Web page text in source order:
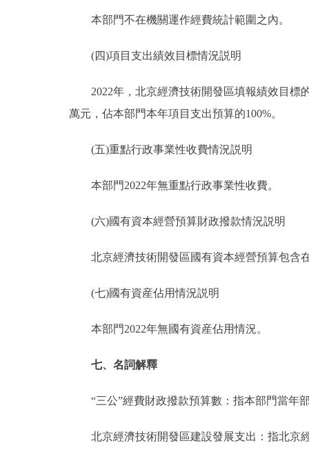
本部門不在機關運作經費統計範圍之內。
(四)項目支出績效目標情況説明
2022年，北京經濟技術開發區填報績效目標的
萬元，佔本部門本年項目支出預算的100%。
(五)重點行政事業性收費情況説明
本部門2022年無重點行政事業性收費。
(六)國有資本經營預算財政撥款情況説明
北京經濟技術開發區國有資本經營預算包含
(七)國有資産佔用情況説明
本部門2022年無國有資産佔用情況。
七、名詞解釋
“三公”經費財政撥款預算數：指本部門當年部
北京經濟技術開發區建設發展支出：指北京經